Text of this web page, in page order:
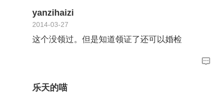
yanzihaizi
2014-03-27
这个没领过。但是知道领证了还可以婚检
乐天的喵